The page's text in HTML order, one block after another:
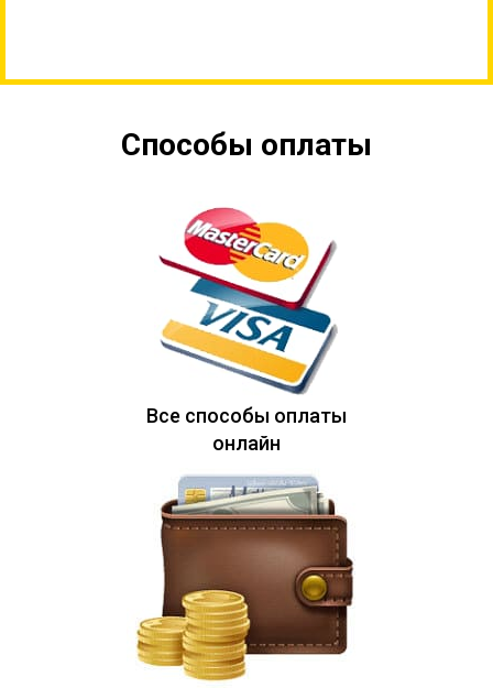
Способы оплаты
Все способы оплаты
онлайн